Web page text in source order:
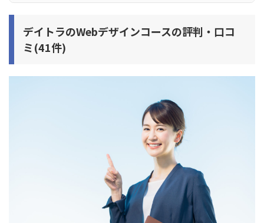
デイトラのWebデザインコースの概要
デイトラのWebデザインコースで実際に作れる作品一覧
デイトラのWebデザインコースの料金と期間
デイトラのWebデザインコースに向いている人・向いてい
デイトラのWebデザインコースの参加条件
デイトラのWebデザインコースのお得コース
デイトラのWebデザインコースの評判・口コ
ミ(41件)